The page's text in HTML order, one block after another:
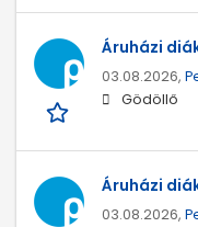
Áruházi
03.08.2026,
Gödöllő
Áruházi
03.08.2026,